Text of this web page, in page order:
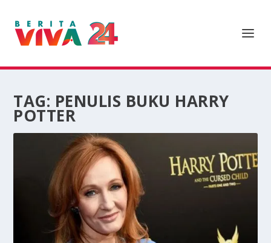
TAG: PENULIS BUKU HARRY
POTTER